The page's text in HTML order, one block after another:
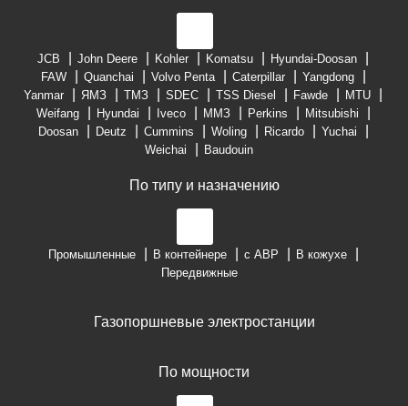
JCB John Deere Kohler Komatsu
Hyundai-Doosan
FAW
Quanchai Volvo Penta Caterpillar
Yangdong
Yanmar
ЯМЗ ТМЗ SDEC TSS Diesel Fawde
MTU
Weifang
Hyundai Iveco ММЗ Perkins
Mitsubishi
Doosan
Deutz Cummins Woling Ricardo
Yuchai
Weichai
Baudouin
По типу и назначению
Промышленные В контейнере с АВР
В кожухе
Передвижные
Газопоршневые электростанции
По мощности